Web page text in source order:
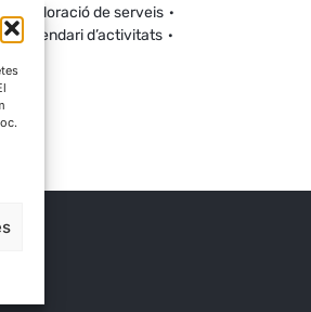
Valoració de serveis
Calendari d’activitats